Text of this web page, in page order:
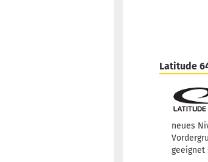
Latitude
neues
geeignet